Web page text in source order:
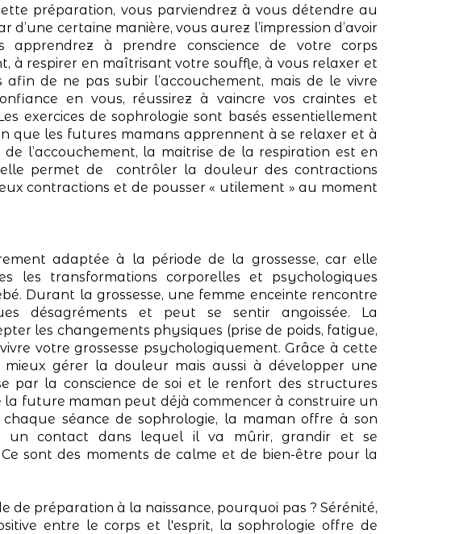
préparation, vous parviendrez à vous détendre au
d’une certaine manière, vous aurez l’impression d’avoir
apprendrez à prendre conscience de votre corps
à respirer en maîtrisant votre souffle, à vous relaxer et
de ne pas subir l’accouchement, mais de le vivre
en vous, réussirez à vaincre vos craintes et
exercices de sophrologie sont basés essentiellement
que les futures mamans apprennent à se relaxer et à
l’accouchement, la maitrise de la respiration est en
permet de contrôler la douleur des contractions
contractions et de pousser « utilement » au moment
adaptée à la période de la grossesse, car elle
les transformations corporelles et psychologiques
Durant la grossesse, une femme enceinte rencontre
désagréments et peut se sentir angoissée. La
les changements physiques (prise de poids, fatigue,
votre grossesse psychologiquement. Grâce à cette
gérer la douleur mais aussi à développer une
par la conscience de soi et le renfort des structures
la future maman peut déjà commencer à construire un
séance de sophrologie, la maman offre à son
un contact dans lequel il va mûrir, grandir et se
sont des moments de calme et de bien-être pour la
de préparation à la naissance, pourquoi pas ? Sérénité,
entre le corps et l'esprit, la sophrologie offre de